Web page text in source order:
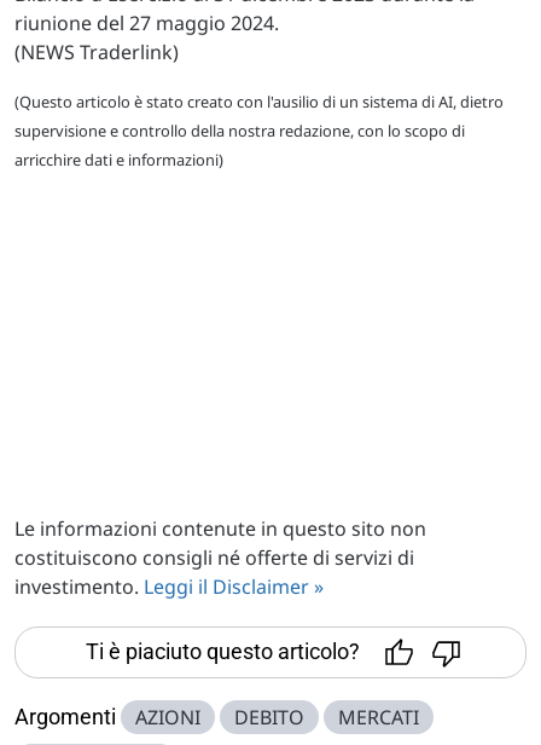
riunione del 27 maggio 2024.
(NEWS Traderlink)
(Questo articolo è stato creato con l'ausilio di un sistema di AI, dietro
supervisione e controllo della nostra redazione, con lo scopo di
arricchire dati e informazioni)
Le informazioni contenute in questo sito non
costituiscono consigli né offerte di servizi di
investimento. Leggi il Disclaimer »
Ti è piaciuto questo articolo?
Argomenti AZIONI DEBITO
MERCATI